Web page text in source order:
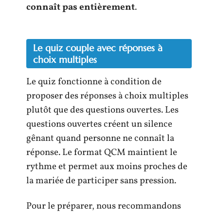
connaît pas entièrement.
Le quiz couple avec réponses à
choix multiples
Le quiz fonctionne à condition de
proposer des réponses à choix multiples
plutôt que des questions ouvertes. Les
questions ouvertes créent un silence
gênant quand personne ne connaît la
réponse. Le format QCM maintient le
rythme et permet aux moins proches de
la mariée de participer sans pression.
Pour le préparer, nous recommandons